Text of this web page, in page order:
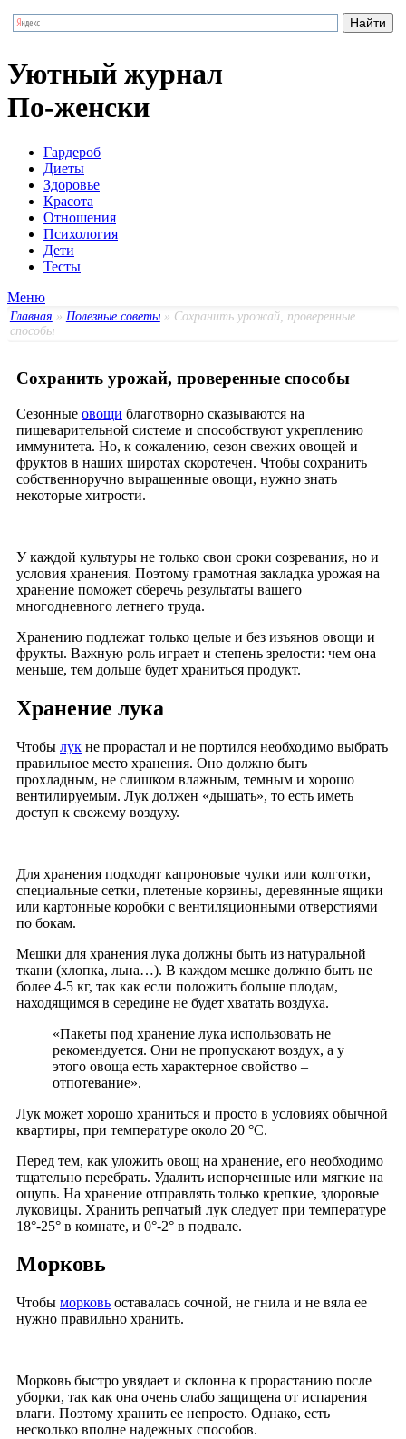
Уютный журнал
По-женски
Гардероб
Диеты
Здоровье
Красота
Отношения
Психология
Дети
Тесты
Меню
Главная » Полезные советы» Сохранить урожай, проверенные
способы
Сохранить урожай, проверенные способы
Сезонные овощи благотворно сказываются на
пищеварительной системе и способствуют укреплению
иммунитета. Но, к сожалению, сезон свежих овощей и
фруктов в наших широтах скоротечен. Чтобы сохранить
собственноручно выращенные овощи, нужно знать
некоторые хитрости.
У каждой культуры не только свои сроки созревания, но и
условия хранения. Поэтому грамотная закладка урожая на
хранение поможет сберечь результаты вашего
многодневного летнего труда.
Хранению подлежат только целые и без изъянов овощи и
фрукты. Важную роль играет и степень зрелости: чем она
меньше, тем дольше будет храниться продукт.
Хранение лука
Чтобы лук не прорастал и не портился необходимо выбрать
правильное место хранения. Оно должно быть
прохладным, не слишком влажным, темным и хорошо
вентилируемым. Лук должен «дышать», то есть иметь
доступ к свежему воздуху.
Для хранения подходят капроновые чулки или колготки,
специальные сетки, плетеные корзины, деревянные ящики
или картонные коробки с вентиляционными отверстиями
по бокам.
Мешки для хранения лука должны быть из натуральной
ткани (хлопка, льна…). В каждом мешке должно быть не
более 4-5 кг, так как если положить больше плодам,
находящимся в середине не будет хватать воздуха.
«Пакеты под хранение лука использовать не
рекомендуется. Они не пропускают воздух, а у
этого овоща есть характерное свойство –
отпотевание».
Лук может хорошо храниться и просто в условиях обычной
квартиры, при температуре около 20 °С.
Перед тем, как уложить овощ на хранение, его необходимо
тщательно перебрать. Удалить испорченные или мягкие на
ощупь. На хранение отправлять только крепкие, здоровые
луковицы. Хранить репчатый лук следует при температуре
18°-25° в комнате, и 0°-2° в подвале.
Морковь
Чтобы морковь оставалась сочной, не гнила и не вяла ее
нужно правильно хранить.
Морковь быстро увядает и склонна к прорастанию после
уборки, так как она очень слабо защищена от испарения
влаги. Поэтому хранить ее непросто. Однако, есть
несколько вполне надежных способов.